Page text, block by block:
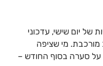
של יום שישי, עדכוני
מורכבת. מי שציפה
על סערה בסוף החודש –